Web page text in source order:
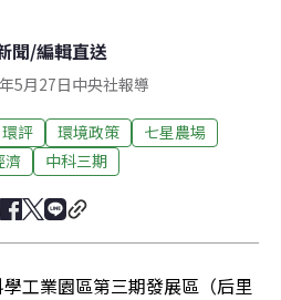
聞/編輯直送
5月27日中央社報導
環評 環境政策
七星農場
濟
中科三期
工業園區第三期發展區（后里